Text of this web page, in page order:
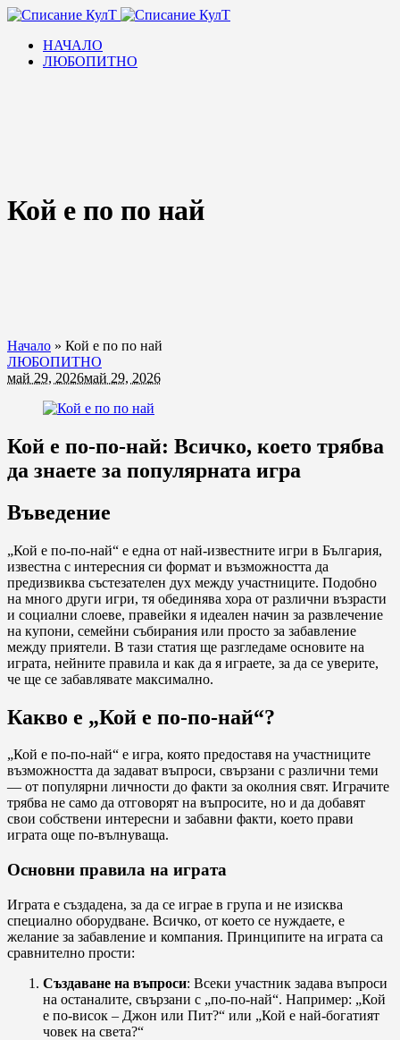
НАЧАЛО
ЛЮБОПИТНО
Кой е по по най
Начало » Кой е по по най
ЛЮБОПИТНО
май 29, 2026май 29, 2026
Кой е по-по-най: Всичко, което трябва
да знаете за популярната игра
Въведение
„Кой е по-по-най“ е една от най-известните игри в България,
известна с интересния си формат и възможността да
предизвиква състезателен дух между участниците. Подобно
на много други игри, тя обединява хора от различни възрасти
и социални слоеве, правейки я идеален начин за развлечение
на купони, семейни събирания или просто за забавление
между приятели. В тази статия ще разгледаме основите на
играта, нейните правила и как да я играете, за да се уверите,
че ще се забавлявате максимално.
Какво е „Кой е по-по-най“?
„Кой е по-по-най“ е игра, която предоставя на участниците
възможността да задават въпроси, свързани с различни теми
— от популярни личности до факти за околния свят. Играчите
трябва не само да отговорят на въпросите, но и да добавят
свои собствени интересни и забавни факти, което прави
играта още по-вълнуваща.
Основни правила на играта
Играта е създадена, за да се играе в група и не изисква
специално оборудване. Всичко, от което се нуждаете, е
желание за забавление и компания. Принципите на играта са
сравнително прости:
Създаване на въпроси: Всеки участник задава въпроси
на останалите, свързани с „по-по-най“. Например: „Кой
е по-висок – Джон или Пит?“ или „Кой е най-богатият
човек на света?“